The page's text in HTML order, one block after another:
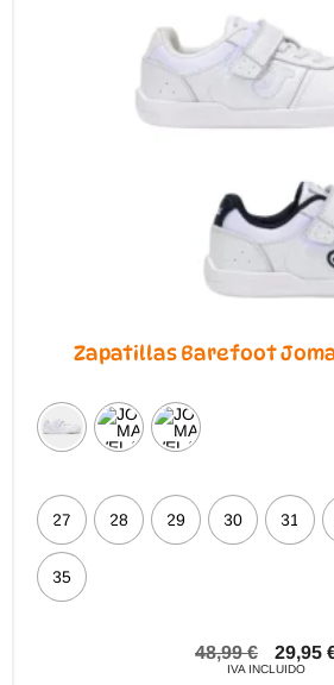
Zapatillas Barefoot Joma
27 28 29 30 31
35
48,99€ 29,95
IVA INCLUIDO